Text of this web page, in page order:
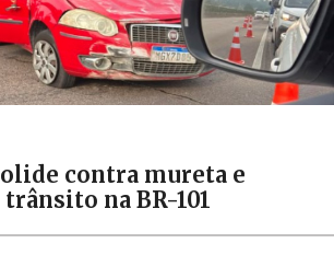
contra mureta e
na BR-101